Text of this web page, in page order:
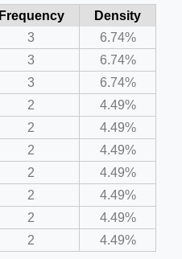
Frequency
Density
3
6.74%
3
6.74%
3
6.74%
2
4.49%
2
4.49%
2
4.49%
2
4.49%
2
4.49%
2
4.49%
2 4.49%